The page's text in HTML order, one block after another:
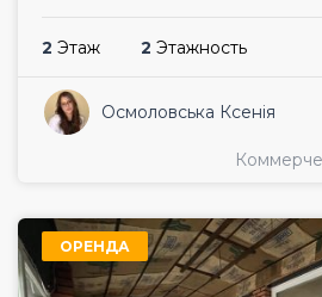
2 Этаж 2 Этажность
Осмоловська Ксенія
ОРЕНДА